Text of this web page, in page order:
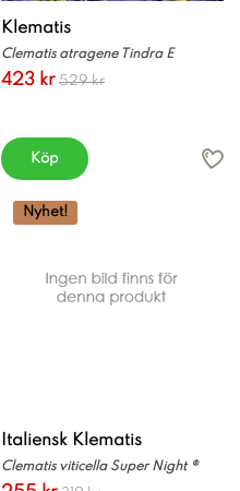
Klematis
Clematis atragene Tindra E
423 kr 529 kr
Köp
Nyhet!
Italiensk Klematis
Clematis viticella Super Night ®